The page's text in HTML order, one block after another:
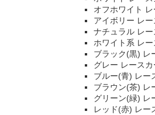
オフホワイト
アイボリー レ
ナチュラル レ
ホワイト系 レ
ブラック(黒) レ
グレー レースカ
ブルー(青) レー
ブラウン(茶) レ
グリーン(緑) レ
レッド(赤) レー